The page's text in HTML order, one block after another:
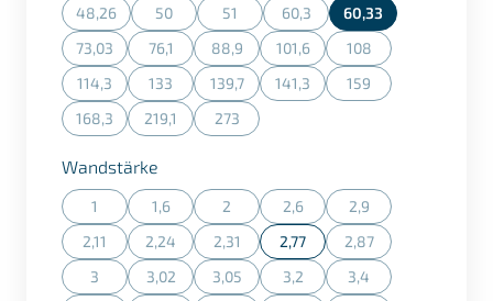
48,26
(Diese Option ist zurzeit nicht verfügbar.)
50
(Diese Option ist zurzeit nicht verfügbar.)
51
(Diese Option ist zurzeit nicht verfügbar.)
60,3
(Diese Option ist zurzeit nicht
60,33
73,03
(Diese Option ist zurzeit nicht verfügbar.)
76,1
(Diese Option ist zurzeit nicht verfügbar.)
88,9
(Diese Option ist zurzeit nicht verfügbar.)
101,6
(Diese Option ist zurzeit nicht
108
(Diese Option ist
114,3
(Diese Option ist zurzeit nicht verfügbar.)
133
(Diese Option ist zurzeit nicht verfügbar.)
139,7
(Diese Option ist zurzeit nicht verfügbar.)
141,3
(Diese Option ist zurzeit nicht
159
(Diese Option ist
168,3
(Diese Option ist zurzeit nicht verfügbar.)
219,1
(Diese Option ist zurzeit nicht verfügbar.)
273
(Diese Option ist zurzeit nicht verfügbar.)
Wandstärke
1
(Diese Option ist zurzeit nicht verfügbar.)
1,6
(Diese Option ist zurzeit nicht verfügbar.)
2
(Diese Option ist zurzeit nicht verfügbar.)
2,6
(Diese Option ist zurzeit nicht
2,9
(Diese Option ist
2,11
(Diese Option ist zurzeit nicht verfügbar.)
2,24
(Diese Option ist zurzeit nicht verfügbar.)
2,31
(Diese Option ist zurzeit nicht verfügbar.)
2,77 2,87
(Diese Option ist
3
(Diese Option ist zurzeit nicht verfügbar.)
3,02
(Diese Option ist zurzeit nicht verfügbar.)
3,05
(Diese Option ist zurzeit nicht verfügbar.)
3,2
(Diese Option ist zurzeit nicht
3,4
(Diese Option ist